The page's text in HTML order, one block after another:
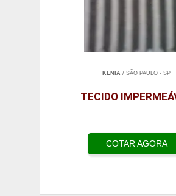
KENIA / SÃO PAULO - SP
TECIDO
COTAR AGORA